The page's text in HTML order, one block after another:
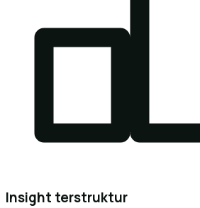
Insight terstruktur